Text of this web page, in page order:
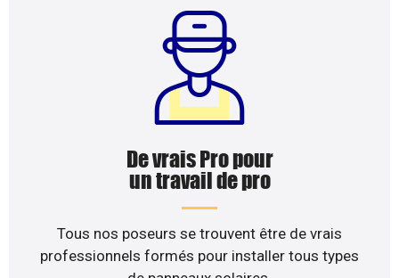
De vrais Pro pour
un travail de pro
Tous nos poseurs se trouvent être de vrais
professionnels formés pour installer tous types